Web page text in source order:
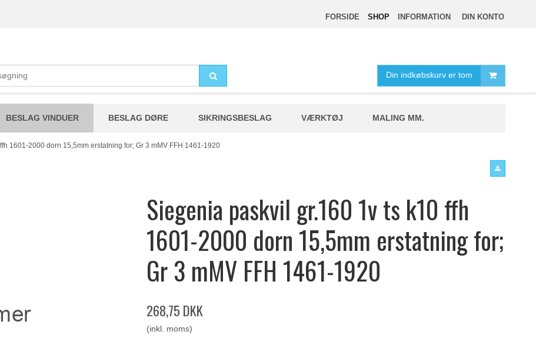
FORSIDE SHOP INFORMATION DIN KONTO
Din indkøbskurv er tom
BESLAG VINDUER BESLAG DØRE SIKRINGSBESLAG VÆRKTØJ MALING MM.
1601-2000 dorn 15,5mm erstatning for; Gr 3 mMV FFH 1461-1920
Siegenia paskvil gr.160 1v ts k10 ffh
1601-2000 dorn 15,5mm erstatning for;
Gr 3 mMV FFH 1461-1920
268,75 DKK
(inkl. moms)